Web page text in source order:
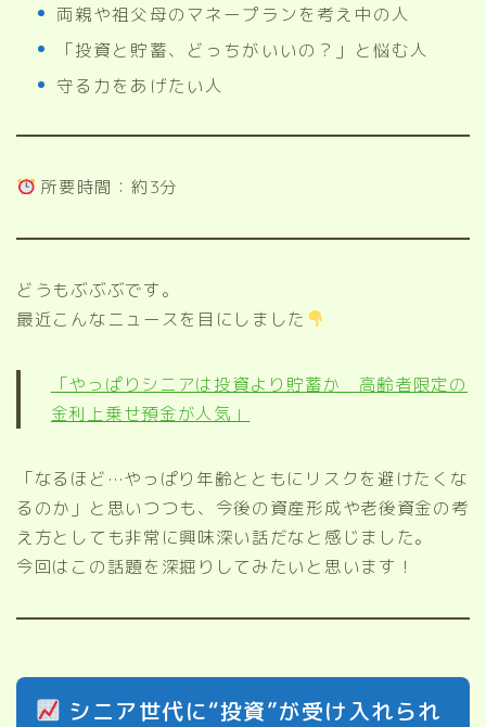
両親や祖父母のマネープランを考え中の人
「投資と貯蓄、どっちがいいの？」と悩む人
守る力をあげたい人
所要時間：約3分
どうもぶぶぶです。
最近こんなニュースを目にしました
「やっぱりシニアは投資より貯蓄か 高齢者限定の
金利上乗せ預金が人気」
「なるほど…やっぱり年齢とともにリスクを避けたくな
るのか」と思いつつも、今後の資産形成や老後資金の考
え方としても非常に興味深い話だなと感じました。
今回はこの話題を深掘りしてみたいと思います！
シニア世代に“投資”が受け入れられ